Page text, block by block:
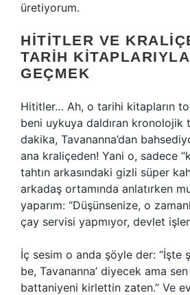
üretiyorum.
HITITLER VE
TARIH
GEÇMEK
Hititler… Ah, o tarihi kitapların
beni uykuya daldıran kronolojik
dakika, Tavananna’dan
ana kraliçeden! Yani o, sadece
tahtın arkasındaki gizli süper
arkadaş ortamında anlatırken
yaparım: “Düşünsenize, o
çay servisi yapmıyor, devlet
İç sesim o anda şöyle der: “İşte
be, Tavananna’ diyecek ama
battaniyeni kirlettin zaten.” Ve